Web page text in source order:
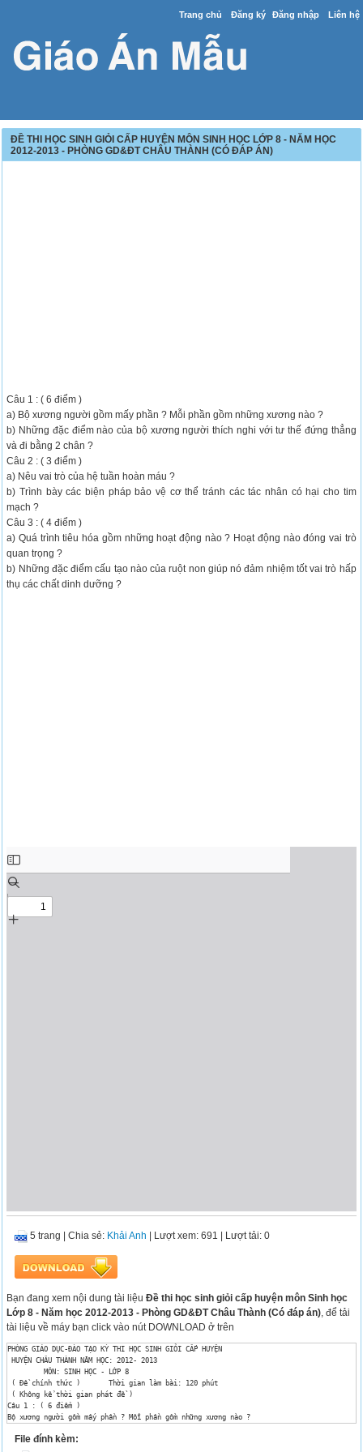
Trang chủ Đăng ký Đăng nhập Liên hệ
ĐỀ THI HỌC SINH GIỎI CẤP HUYỆN MÔN SINH HỌC LỚP 8 - NĂM HỌC
2012-2013 - PHÒNG GD&ĐT CHÂU THÀNH (CÓ ĐÁP ÁN)
Câu 1 : ( 6 điểm )
a) Bộ xương người gồm mấy phần ? Mỗi phần gồm những xương nào ?
b) Những đặc điểm nào của bộ xương người thích nghi với tư thế đứng thẳng
và đi bằng 2 chân ?
Câu 2 : ( 3 điểm )
a) Nêu vai trò của hệ tuần hoàn máu ?
b) Trình bày các biện pháp bảo vệ cơ thể tránh các tác nhân có hại cho tim
mạch ?
Câu 3 : ( 4 điểm )
a) Quá trình tiêu hóa gồm những hoạt động nào ? Hoạt động nào đóng vai trò
quan trọng ?
b) Những đặc điểm cấu tạo nào của ruột non giúp nó đảm nhiệm tốt vai trò hấp
thụ các chất dinh dưỡng ?
5 trang |Chia sẻ: Khải Anh | Lượt xem: 691 | Lượt tải: 0
Bạn đang xem nội dung tài liệuĐề thi học sinh giỏi cấp huyện môn Sinh học
Lớp 8 - Năm học 2012-2013 - Phòng GD&ĐT Châu Thành (Có đáp án), để tải
tài liệu về máy bạn click vào nút DOWNLOAD ở trên
PHÒNG GIÁO DỤC-ĐÀO TẠO KỲ THI HỌC SINH GIỎI CẤP HUYỆN
HUYỆN CHÂU THÀNH NĂM HỌC: 2012- 2013
( Đề chính thức )	 Thời gian làm bài: 120 phút
( Không kể thời gian phát đề )
Câu 1 : ( 6 điểm )
Bộ xương người gồm mấy phần ? Mỗi phần gồm những xương nào ?
Câu 2 : ( 3 điểm )
File đính kèm: